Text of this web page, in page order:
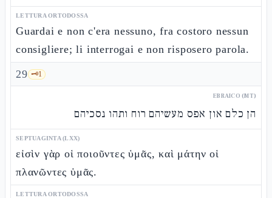
LETTURA ORTODOSSA
Guardai e non c'era nessuno, fra costoro nessun
consigliere; li interrogai e non risposero parola.
29 🗝️1
EBRAICO (MT)
הן כלם און אפס מעשיהם רוח ותהו נסכיהם
SEPTUAGINTA (LXX)
εἰσὶν γὰρ οἱ ποιοῦντες ὑμᾶς, καὶ μάτην οἱ
πλανῶντες ὑμᾶς.
LETTURA ORTODOSSA